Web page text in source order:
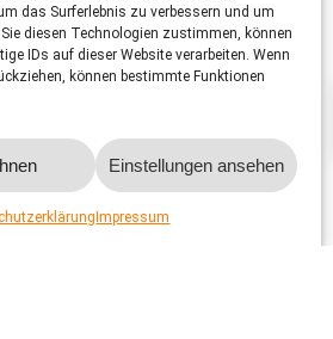
das Surferlebnis zu verbessern und um
diesen Technologien zustimmen, können
IDs auf dieser Website verarbeiten. Wenn
können bestimmte Funktionen
Einstellungen ansehen
Impressum
als Naherholungsgebiet, Pro
oder der Hinterwald Kuh
und einige Kleinsäuger
Beschilderungskonzept. Es